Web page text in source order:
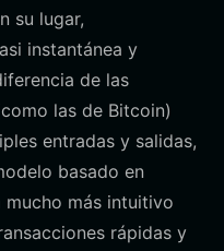
su lugar,
instantánea y
de las
las de Bitcoin)
entradas y salidas,
basado en
mucho más intuitivo
rápidas y